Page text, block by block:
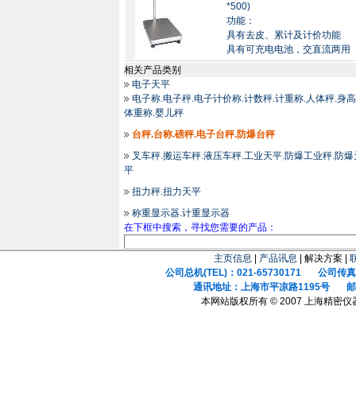
*500)
功能：
具有去皮、累计及计价功能
具有可充电电池，交直流两用
相关产品类别
电子天平
电子称.电子秤.电子计价称.计数秤.计重称.人体秤.身高
体重称.婴儿秤
台秤.台称.磅秤.电子台秤.防爆台秤
叉车秤.搬运车秤.液压车秤.工业天平.防爆工业秤.防爆
平
扭力秤.扭力天平
称重显示器.计重显示器
在下框中搜索，寻找您需要的产品：
主页信息 产品讯息 | 解决方案 |
公司总机(TEL)：021-65730171 公司传真
通讯地址：上海市平凉路1195号 邮
本网站版权所有 © 2007 上海精密仪